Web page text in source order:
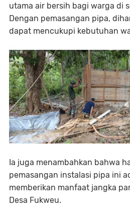
utama air bersih bagi warga di
Dengan pemasangan pipa,
dapat mencukupi kebutuhan
Ia juga menambahkan bahwa
pemasangan instalasi pipa ini
memberikan manfaat jangka
Desa Fukweu.